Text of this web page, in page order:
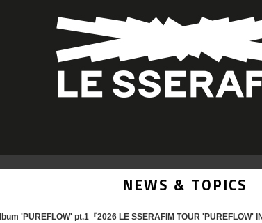
NEWS & TOPICS
'PUREFLOW' pt.1『2026 LE SSERAFIM TOUR 'PUREFLOW'